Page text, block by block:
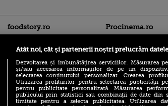
foodstory.ro
(P) Descoperă Lumea
Procinema.ro
Emoții intense
Atât noi, cât și partenerii noștri prelucrăm
Dezvoltarea și îmbunătățirea serviciilor. Măsurarea
și/sau accesarea informațiilor de pe un
selectarea conținutului personalizat. Crearea
Utilizarea profilurilor pentru selectarea publicității
pentru publicitate personalizată. Măsurarea
publicului prin statistici sau combinații de date din
limitate pentru a selecta publicitatea. Utilizarea